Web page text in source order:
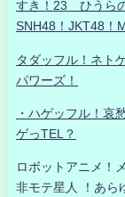
すき！23 ひうら
SNH48！JKT48！
タダッフル！ネト
パワーズ！
・ハゲッフル！哀
ゲっTEL？
ロボットアニメ！
非モテ星人 ！あら